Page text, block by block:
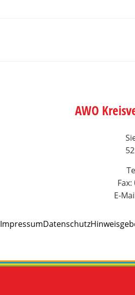
AWO
E-
ImpressumDatenschutz